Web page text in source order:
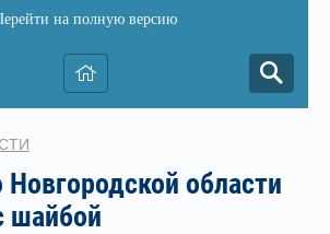
на полную версию
Новгородской области
шайбой